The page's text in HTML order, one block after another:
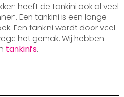
heeft de tankini ook al veel
Een tankini is een lange
Een tankini wordt door veel
het gemak. Wij hebben
tankini’s.